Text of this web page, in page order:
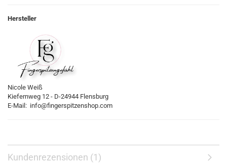
Hersteller
Nicole Weiß
Kiefernweg 12 - D-24944 Flensburg
E-Mail: info@fingerspitzenshop.com
Kundenrezensionen (1)